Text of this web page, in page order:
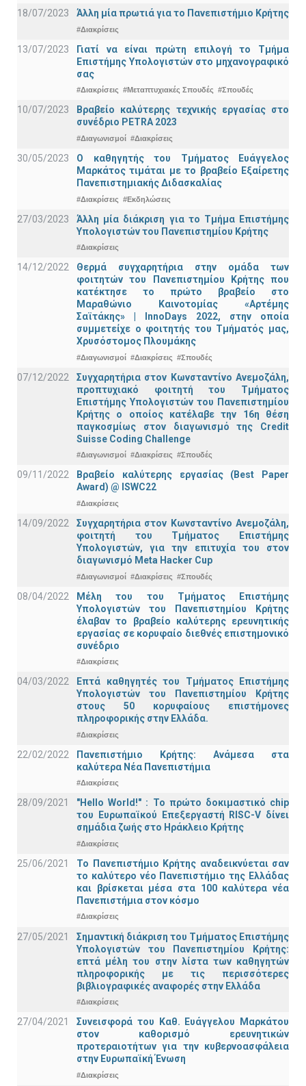
18/07/2023 Άλλη μία πρωτιά για το Πανεπιστήμιο Κρήτης
#Διακρίσεις
13/07/2023
Γιατί να είναι πρώτη επιλογή το Τμήμα
Επιστήμης Υπολογιστών στο μηχανογραφικό
σας
#Διακρίσεις #Μεταπτυχιακές Σπουδές #Σπουδές
10/07/2023
Βραβείο καλύτερης τεχνικής εργασίας στο
συνέδριο PETRA 2023
#Διαγωνισμοί #Διακρίσεις
30/05/2023
Ο καθηγητής του Τμήματος Ευάγγελος
Μαρκάτος τιμάται με το βραβείο Εξαίρετης
Πανεπιστημιακής Διδασκαλίας
#Διακρίσεις #Εκδηλώσεις
27/03/2023
Άλλη μία διάκριση για το Τμήμα Επιστήμης
Υπολογιστών του Πανεπιστημίου Κρήτης
#Διακρίσεις
14/12/2022
Θερμά συγχαρητήρια στην ομάδα των
φοιτητών του Πανεπιστημίου Κρήτης που
κατέκτησε το πρώτο βραβείο στο
Μαραθώνιο Καινοτομίας «Αρτέμης
Σαϊτάκης» | InnoDays 2022, στην οποία
συμμετείχε ο φοιτητής του Τμήματός μας,
Χρυσόστομος Πλουμάκης
#Διαγωνισμοί #Διακρίσεις #Σπουδές
07/12/2022
Συγχαρητήρια στον Κωνσταντίνο Ανεμοζάλη,
προπτυχιακό φοιτητή του Τμήματος
Επιστήμης Υπολογιστών του Πανεπιστημίου
Κρήτης ο οποίος κατέλαβε την 16η θέση
παγκοσμίως στον διαγωνισμό της Credit
Suisse Coding Challenge
#Διαγωνισμοί #Διακρίσεις #Σπουδές
09/11/2022
Βραβείο καλύτερης εργασίας (Best Paper
Award) @ ISWC22
#Διακρίσεις
14/09/2022
Συγχαρητήρια στον Κωνσταντίνο Ανεμοζάλη,
φοιτητή του Τμήματος Επιστήμης
Υπολογιστών, για την επιτυχία του στον
διαγωνισμό Meta Hacker Cup
#Διαγωνισμοί #Διακρίσεις #Σπουδές
08/04/2022
Μέλη του του Τμήματος Επιστήμης
Υπολογιστών του Πανεπιστημίου Κρήτης
έλαβαν το βραβείο καλύτερης ερευνητικής
εργασίας σε κορυφαίο διεθνές επιστημονικό
συνέδριο
#Διακρίσεις
04/03/2022
Επτά καθηγητές του Τμήματος Επιστήμης
Υπολογιστών του Πανεπιστημίου Κρήτης
στους 50 κορυφαίους επιστήμονες
πληροφορικής στην Ελλάδα.
#Διακρίσεις
22/02/2022
Πανεπιστήμιο Κρήτης: Ανάμεσα στα
καλύτερα Νέα Πανεπιστήμια
#Διακρίσεις
28/09/2021
"Hello World!" : Το πρώτο δοκιμαστικό chip
του Ευρωπαϊκού Επεξεργαστή RISC-V δίνει
σημάδια ζωής στο Ηράκλειο Κρήτης
#Διακρίσεις
25/06/2021
Το Πανεπιστήμιο Κρήτης αναδεικνύεται σαν
το καλύτερο νέο Πανεπιστήμιο της Ελλάδας
και βρίσκεται μέσα στα 100 καλύτερα νέα
Πανεπιστήμια στον κόσμο
#Διακρίσεις
27/05/2021
Σημαντική διάκριση του Τμήματος Επιστήμης
Υπολογιστών του Πανεπιστημίου Κρήτης:
επτά μέλη του στην λίστα των καθηγητών
πληροφορικής με τις περισσότερες
βιβλιογραφικές αναφορές στην Ελλάδα
#Διακρίσεις
27/04/2021
Συνεισφορά του Καθ. Ευάγγελου Μαρκάτου
στον καθορισμό ερευνητικών
προτεραιοτήτων για την κυβερνοασφάλεια
στην Ευρωπαϊκή Ένωση
#Διακρίσεις